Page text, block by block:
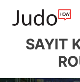
SAYIT